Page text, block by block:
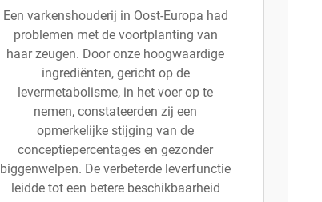
Een varkenshouderij in Oost-Europa had
problemen met de voortplanting van
haar zeugen. Door onze hoogwaardige
ingrediënten, gericht op de
levermetabolisme, in het voer op te
nemen, constateerden zij een
opmerkelijke stijging van de
conceptiepercentages en gezonder
biggenwelpen. De verbeterde leverfunctie
leidde tot een betere beschikbaarheid